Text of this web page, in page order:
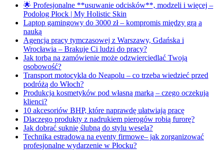
🌟 Profesjonalne **usuwanie odcisków**, modzeli i więcej –
Podolog Płock | My Holistic Skin
Laptop gamingowy do 3000 zł – kompromis między grą a
nauką
Agencja pracy tymczasowej z Warszawy, Gdańska i
Wrocławia – Brakuje Ci ludzi do pracy?
Jak torba na zamówienie może odzwierciedlać Twoją
osobowość?
Transport motocykla do Neapolu – co trzeba wiedzieć przed
podróżą do Włoch?
Produkcja kosmetyków pod własną marką – czego oczekują
klienci?
10 akcesoriów BHP, które naprawdę ułatwiają pracę
Dlaczego produkty z nadrukiem pierogów robią furorę?
Jak dobrać suknię ślubną do stylu wesela?
Technika estradowa na eventy firmowe– jak zorganizować
profesjonalne wydarzenie w Płocku?